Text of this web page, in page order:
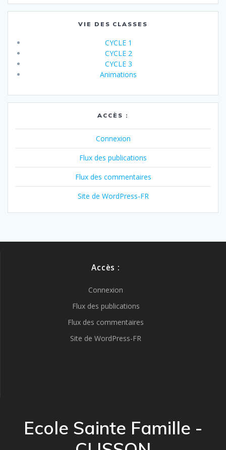
VIE DES CLASSES
CYCLE 1
CYCLE 2
CYCLE 3
Animations
ACCÈS :
Connexion
Flux des publications
Flux des commentaires
Site de WordPress-FR
Accès :
Connexion
Flux des publications
Flux des commentaires
Site de WordPress-FR
Ecole Sainte Famille -